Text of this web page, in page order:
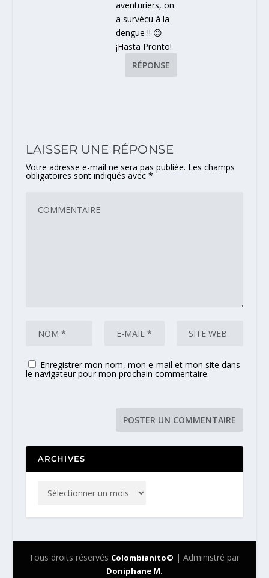
aventuriers, on
a survécu à la
dengue !! 😉
¡Hasta Pronto!
RÉPONSE
LAISSER UNE RÉPONSE
Votre adresse e-mail ne sera pas publiée. Les champs
obligatoires sont indiqués avec *
Enregistrer mon nom, mon e-mail et mon site dans
le navigateur pour mon prochain commentaire.
ARCHIVES
Tous droits réservés Colombianito© | Administré par
Doniphane M.